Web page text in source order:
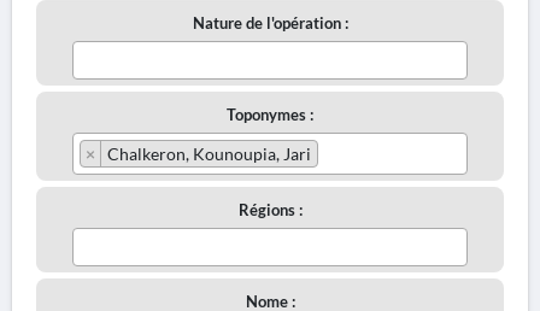
Nature de l'opération :
Toponymes :
× Chalkeron, Kounoupia, Jari
Régions :
Nome :